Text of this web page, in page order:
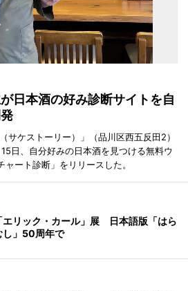
日本酒の好み診断サイトを自
サケストーリー）」（品川区西五反田2）
日、自分好みの日本酒を見つける無料ウ
ート診断」をリリースした。
エリック・カール」展 日本語版「はら
し」50周年で